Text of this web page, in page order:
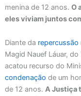
menina de 12 anos. O
eles viviam juntos
Diante da
Magid Nauef Láuar,
acatou recurso do
condenação de um
de 12 anos. A Justiça